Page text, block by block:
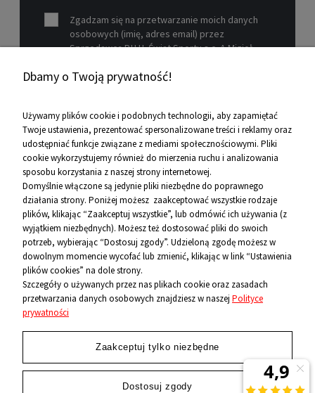
Zgadzam się na przetwarzanie moich danych
osobowych (imię, adres email) przez
Sprzedawcę P.H.U. Świat Sportu s.c. A.Mizioł,
19-26-977 w celu marketingowym.
Pomoc
Informacje
O firmie
Kontakt
12 656 10 26
881 500 460
ul. Rejtana 12, 30-510 Kraków
Dbamy o Twoją prywatność!
Używamy plików cookie i podobnych technologii, aby zapamiętać
Twoje ustawienia, prezentować spersonalizowane treści i reklamy oraz
udostępniać funkcje związane z mediami społecznościowymi. Pliki
cookie wykorzystujemy również do mierzenia ruchu i analizowania
sposobu korzystania z naszej strony internetowej.
Domyślnie włączone są jedynie pliki niezbędne do poprawnego
działania strony. Poniżej możesz zaakceptować wszystkie rodzaje
plików, klikając “Zaakceptuj wszystkie”, lub odmówić ich używania (z
wyjątkiem niezbędnych). Możesz też dostosować pliki do swoich
potrzeb, wybierając “Dostosuj zgody”. Udzieloną zgodę możesz w
dowolnym momencie wycofać lub zmienić, klikając w link “Ustawienia
plików cookies” na dole strony.
Szczegóły o używanych przez nas plikach cookie oraz zasadach
przetwarzania danych osobowych znajdziesz w naszej Polityce
prywatności
Zaakceptuj tylko niezbędne
Dostosuj zgody